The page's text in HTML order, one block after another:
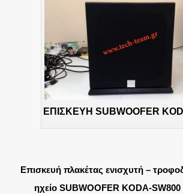
ΕΠΙΣΚΕΥΗ SUBWOOFER
Επισκευή πλακέτας ενισχυτή –
ηχείο SUBWOOFER KODA-